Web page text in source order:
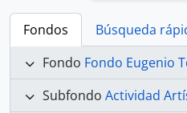
Fondos
Búsqueda
Fondo Fondo Eugenio
Subfondo Actividad